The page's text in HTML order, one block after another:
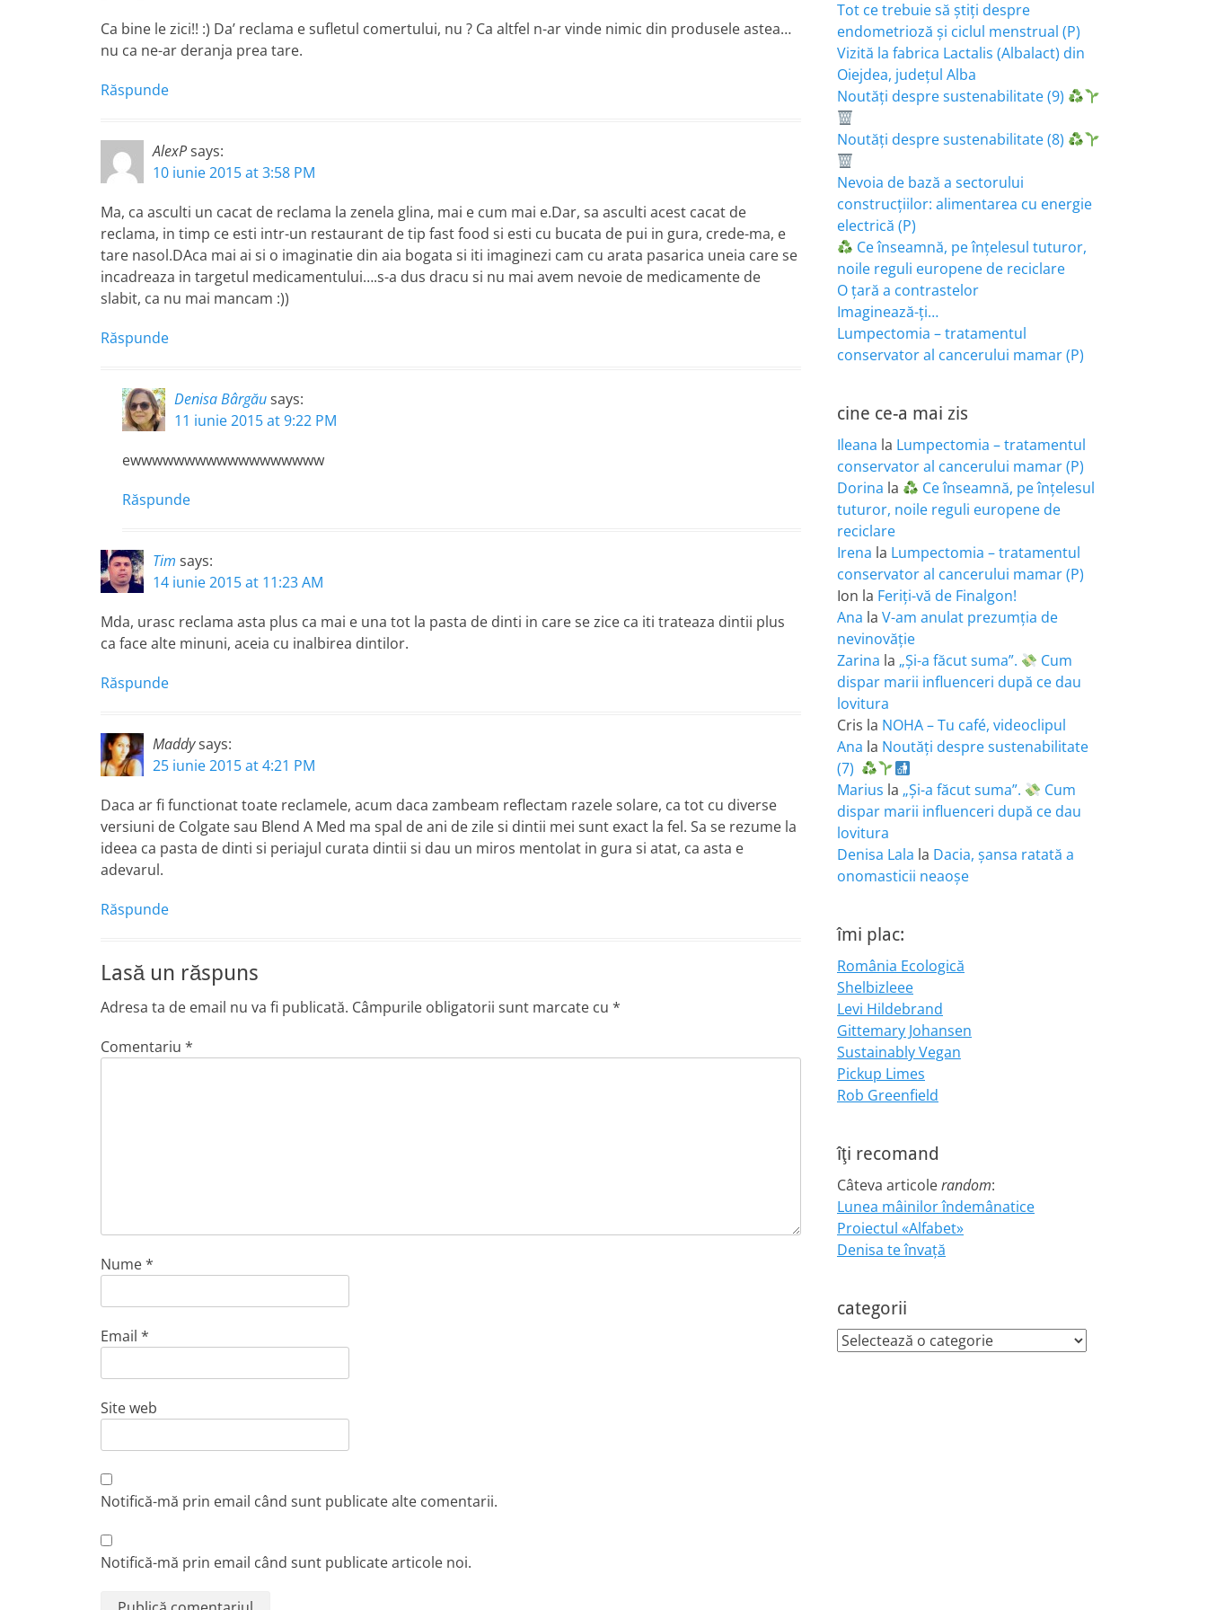
Ca bine le zici!! :) Da’ reclama e sufletul comertului, nu ? Ca altfel n-ar vinde nimic din produsele astea…
nu ca ne-ar deranja prea tare.
Răspunde
AlexPsays:
10 iunie 2015 at 3:58 PM
Ma, ca asculti un cacat de reclama la zenela glina, mai e cum mai e.Dar, sa asculti acest cacat de
reclama, in timp ce esti intr-un restaurant de tip fast food si esti cu bucata de pui in gura, crede-ma, e
tare nasol.DAca mai ai si o imaginatie din aia bogata si iti imaginezi cam cu arata pasarica uneia care se
incadreaza in targetul medicamentului….s-a dus dracu si nu mai avem nevoie de medicamente de
slabit, ca nu mai mancam :))
Răspunde
Denisa Bârgăusays:
11 iunie 2015 at 9:22 PM
ewwwwwwwwwwwwwwwwww
Răspunde
Tim says:
14 iunie 2015 at 11:23 AM
Mda, urasc reclama asta plus ca mai e una tot la pasta de dinti in care se zice ca iti trateaza dintii plus
ca face alte minuni, aceia cu inalbirea dintilor.
Răspunde
Maddysays:
25 iunie 2015 at 4:21 PM
Daca ar fi functionat toate reclamele, acum daca zambeam reflectam razele solare, ca tot cu diverse
versiuni de Colgate sau Blend A Med ma spal de ani de zile si dintii mei sunt exact la fel. Sa se rezume la
ideea ca pasta de dinti si periajul curata dintii si dau un miros mentolat in gura si atat, ca asta e
adevarul.
Răspunde
Lasă un răspuns
Adresa ta de email nu va fi publicată. Câmpurile obligatorii sunt marcate cu *
Comentariu *
Nume*
Email *
Site web
Notifică-mă prin email când sunt publicate alte comentarii.
Notifică-mă prin email când sunt publicate articole noi.
Tot ce trebuie să știți despre
endometrioză și ciclul menstrual (P)
Vizită la fabrica Lactalis (Albalact) din
Oiejdea, județul Alba
Noutăți despre sustenabilitate (9)
Noutăți despre sustenabilitate (8)
Nevoia de bază a sectorului
construcțiilor: alimentarea cu energie
electrică (P)
Ce înseamnă, pe înțelesul tuturor,
noile reguli europene de reciclare
O țară a contrastelor
Imaginează-ți…
Lumpectomia – tratamentul
conservator al cancerului mamar (P)
cine ce-a mai zis
Ileana la Lumpectomia – tratamentul
conservator al cancerului mamar (P)
Dorina la
Ce înseamnă, pe înțelesul
tuturor, noile reguli europene de
reciclare
Irena la Lumpectomia – tratamentul
conservator al cancerului mamar (P)
Ion la Feriţi-vă de Finalgon!
Ana la V-am anulat prezumția de
nevinovăție
Zarina la „Și-a făcut suma”.
Cum
dispar marii influenceri după ce dau
lovitura
Cris la NOHA – Tu café, videoclipul
Ana la Noutăți despre sustenabilitate
(7)
Marius la „Și-a făcut suma”.
Cum
dispar marii influenceri după ce dau
lovitura
Denisa Lala la Dacia, șansa ratată a
onomasticii neaoșe
îmi plac:
România Ecologică
Shelbizleee
Levi Hildebrand
Gittemary Johansen
Sustainably Vegan
Pickup Limes
Rob Greenfield
îţi recomand
Câteva articolerandom:
Lunea mâinilor îndemânatice
Proiectul «Alfabet»
Denisa te învaţă
categorii
categorii